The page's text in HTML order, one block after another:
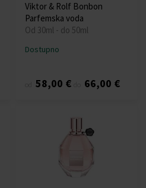
Viktor & Rolf Bonbon
Parfemska voda
Od 30ml - do 50ml
Dostupno
58,00 € 66,00 €